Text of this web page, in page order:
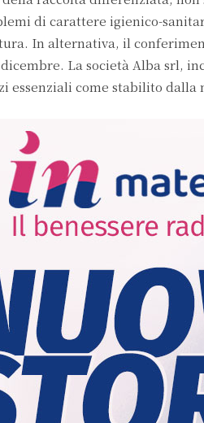
di carattere igienico-
In alternativa, il
La società Alba srl,
essenziali come stabilito dalla